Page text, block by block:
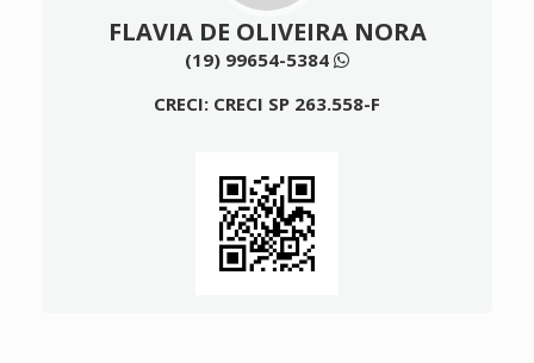
FLAVIA DE OLIVEIRA NORA
(19) 99654-5384
CRECI: CRECI SP 263.558-F